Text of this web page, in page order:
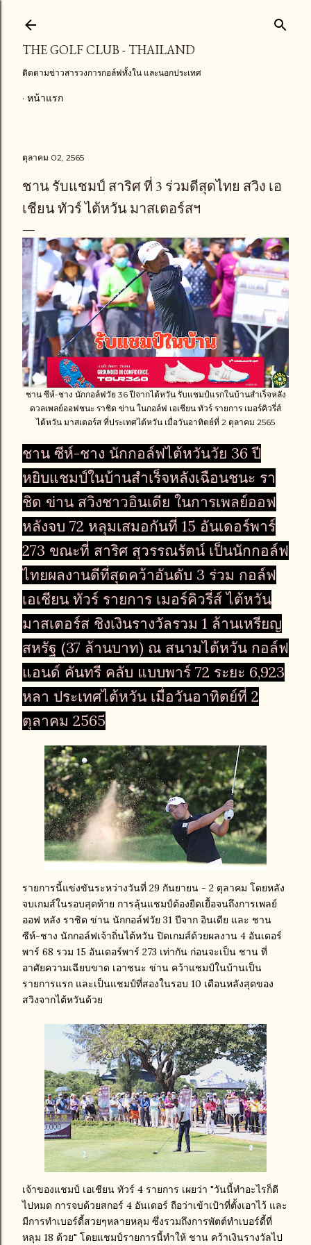
THE GOLF CLUB - THAILAND
ติดตามข่าวสารวงการกอล์ฟทั้งใน และนอกประเทศ
หน้าแรก
ตุลาคม 02, 2565
ชาน รับแชมป์ สาริศ ที่ 3 ร่วมดีสุดไทย สวิง เอ
เชียน ทัวร์ ไต้หวัน มาสเตอร์สฯ
ชาน ซีห์-ชาง นักกอล์ฟวัย 36 ปีจากไต้หวัน รับแชมป์แรกในบ้านสำเร็จหลัง
ดวลเพลย์ออฟชนะ ราชิด ข่าน ในกอล์ฟ เอเชียน ทัวร์ รายการ เมอร์คิวรี่ส์
ไต้หวัน มาสเตอร์ส ที่ประเทศไต้หวัน เมื่อวันอาทิตย์ที่ 2 ตุลาคม 2565
ชาน ซีห์-ชาง นักกอล์ฟไต้หวันวัย 36 ปี
หยิบแชมป์ในบ้านสำเร็จหลังเฉือนชนะ รา
ชิด ข่าน สวิงชาวอินเดีย ในการเพลย์ออฟ
หลังจบ 72 หลุมเสมอกันที่ 15 อันเดอร์พาร์
273 ขณะที่ สาริศ สุวรรณรัตน์ เป็นนักกอล์ฟ
ไทยผลงานดีที่สุดคว้าอันดับ 3 ร่วม กอล์ฟ
เอเชียน ทัวร์ รายการ เมอร์คิวรี่ส์ ไต้หวัน
มาสเตอร์ส ชิงเงินรางวัลรวม 1 ล้านเหรียญ
สหรัฐ (37 ล้านบาท) ณ สนามไต้หวัน กอล์ฟ
แอนด์ คันทรี คลับ แบบพาร์ 72 ระยะ 6,923
หลา ประเทศไต้หวัน เมื่อวันอาทิตย์ที่ 2
ตุลาคม 2565
รายการนี้แข่งขันระหว่างวันที่ 29 กันยายน - 2 ตุลาคม โดยหลัง
จบเกมส์ในรอบสุดท้าย การลุ้นแชมป์ต้องยืดเยื้อจนถึงการเพลย์
ออฟ หลัง ราชิด ข่าน นักกอล์ฟวัย 31 ปีจาก อินเดีย และ ชาน
ซีห์-ชาง นักกอล์ฟเจ้าถิ่นไต้หวัน ปิดเกมส์ด้วยผลงาน 4 อันเดอร์
พาร์ 68 รวม 15 อันเดอร์พาร์ 273 เท่ากัน ก่อนจะเป็น ชาน ที่
อาศัยความเฉียบขาด เอาชนะ ข่าน คว้าแชมป์ในบ้านเป็น
รายการแรก และเป็นแชมป์ที่สองในรอบ 10 เดือนหลังสุดของ
สวิงจากไต้หวันด้วย
เจ้าของแชมป์ เอเชียน ทัวร์ 4 รายการ เผยว่า "วันนี้ทำอะไรก็ดี
ไปหมด การจบด้วยสกอร์ 4 อันเดอร์ ถือว่าเข้าเป้าที่ตั้งเอาไว้ และ
มีการทำเบอร์ดี้สวยๆหลายหลุม ซึ่งรวมถึงการพัตต์ทำเบอร์ดี้ที่
หลุม 18 ด้วย" โดยแชมป์รายการนี้ทำให้ ชาน คว้าเงินรางวัลไป